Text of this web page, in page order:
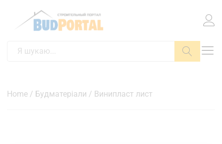
Home / Будматеріали / Винипласт лист